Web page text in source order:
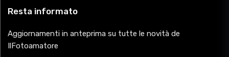
Resta informato
Aggiornamenti in anteprima su tutte le novità de
IlFotoamatore